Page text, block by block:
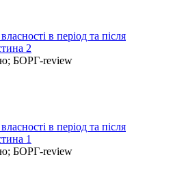
в період та після
2
БОРГ-review
в період та після
1
БОРГ-review